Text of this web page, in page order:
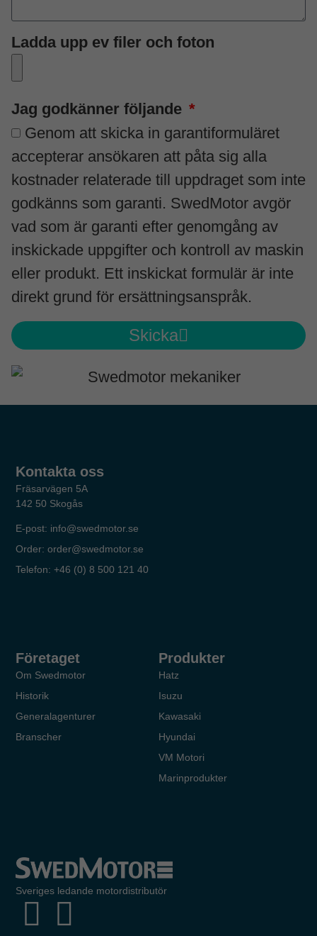
Ladda upp ev filer och foton
Jag godkänner följande
Genom att skicka in garantiformuläret
accepterar ansökaren att påta sig alla
kostnader relaterade till uppdraget som inte
godkänns som garanti. SwedMotor avgör
vad som är garanti efter genomgång av
inskickade uppgifter och kontroll av maskin
eller produkt. Ett inskickat formulär är inte
direkt grund för ersättningsanspråk.
Skicka
Sveriges ledande motordistributör
Produkter
Hatz
Isuzu
Kawasaki
Hyundai
VM Motori
Marinprodukter
Företaget
Om Swedmotor
Historik
Generalagenturer
Branscher
Kontakta oss
Fräsarvägen 5A
142 50 Skogås
E-post: info@swedmotor.se
Order: order@swedmotor.se
Telefon: +46 (0) 8 500 121 40